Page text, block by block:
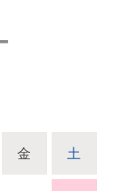
金 土